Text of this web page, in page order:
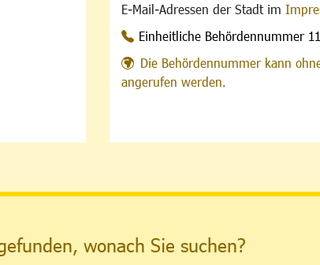
E-Mail-Adressen der Stadt im
Einheitliche Behördennummer
Die Behördennummer kann
angerufen werden.
wonach Sie suchen?